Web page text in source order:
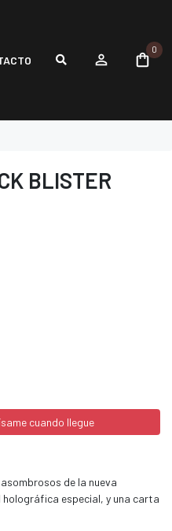
0
BLISTER
cuando llegue
de la nueva
especial, y una carta